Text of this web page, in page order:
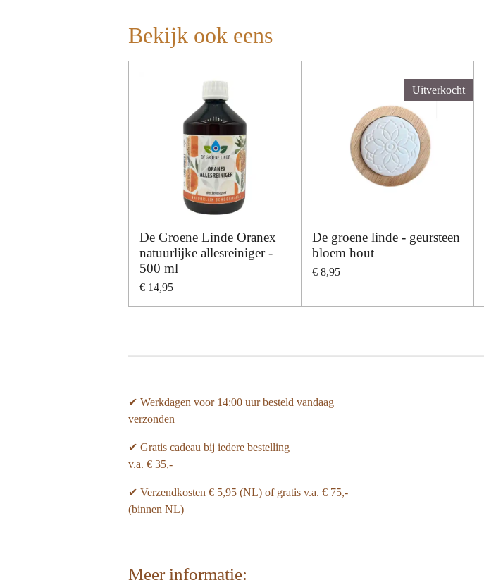
Bekijk ook eens
De Groene Linde Oranex
natuurlijke allesreiniger -
500 ml
€ 14,95
Uitverkocht
De groene linde - geursteen
bloem hout
€ 8,95
✔ Werkdagen voor 14:00 uur besteld vandaag
verzonden
✔ Gratis cadeau bij iedere bestelling
v.a. € 35,-
✔ Verzendkosten € 5,95 (NL) of gratis v.a. € 75,-
(binnen NL)
Meer informatie: